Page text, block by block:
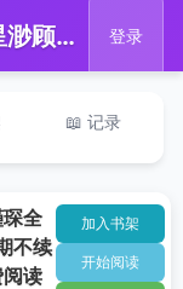
📖 替身卡，到期不续许星渺顾瑾琛全本在线免费阅读_替身卡，到期不续笔趣阁许星渺顾瑾琛小说免费阅读 登录
📖 记录
全
不续
读
加入书架
开始阅读